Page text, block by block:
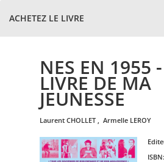
ACHETEZ LE LIVRE
NES EN 1955
LIVRE DE MA
JEUNESSE
laurent CHOLLET , armelle LEROY
ISBN: